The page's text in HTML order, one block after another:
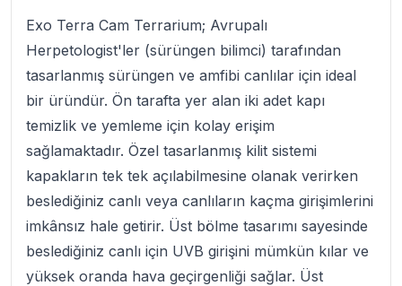
Exo Terra Cam Terrarium; Avrupalı
Herpetologist'ler (sürüngen bilimci) tarafından
tasarlanmış sürüngen ve amfibi canlılar için ideal
bir üründür. Ön tarafta yer alan iki adet kapı
temizlik ve yemleme için kolay erişim
sağlamaktadır. Özel tasarlanmış kilit sistemi
kapakların tek tek açılabilmesine olanak verirken
beslediğiniz canlı veya canlıların kaçma girişimlerini
imkânsız hale getirir. Üst bölme tasarımı sayesinde
beslediğiniz canlı için UVB girişini mümkün kılar ve
yüksek oranda hava geçirgenliği sağlar. Üst